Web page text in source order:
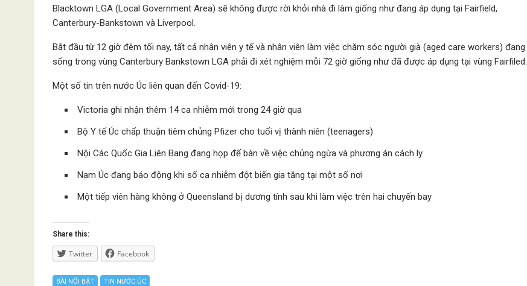
Blacktown LGA (Local Government Area) sẽ không được rời khỏi nhà đi làm giống như đang áp dụng tại Fairfield,
Canterbury-Bankstown và Liverpool.
Bắt đầu từ 12 giờ đêm tối nay, tất cả nhân viên y tế và nhân viên làm việc chăm sóc người già (aged care workers) đang
sống trong vùng Canterbury Bankstown LGA phải đi xét nghiệm mỗi 72 giờ giống như đã được áp dụng tại vùng Fairfiled.
Một số tin trên nước Úc liên quan đến Covid-19:
Victoria ghi nhận thêm 14 ca nhiễm mới trong 24 giờ qua
Bộ Y tế Úc chấp thuận tiêm chủng Pfizer cho tuổi vị thành niên (teenagers)
Nội Các Quốc Gia Liên Bang đang họp để bàn về việc chủng ngừa và phương án cách ly
Nam Úc đang báo động khi số ca nhiễm đột biến gia tăng tại một số nơi
Một tiếp viên hàng không ở Queensland bị dương tính sau khi làm việc trên hai chuyến bay
Share this:
Twitter Facebook
BÀI NỔI BẬT TIN NƯỚC ÚC